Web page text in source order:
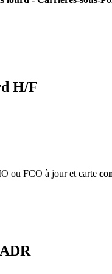
H/F
ou FCO à jour et carte